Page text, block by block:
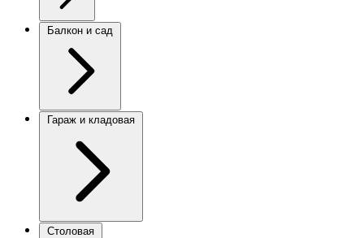
Балкон и сад
Гараж и кладовая
Столовая